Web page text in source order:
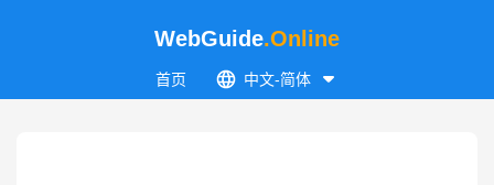
WebGuide.Online
首页 中文-简体